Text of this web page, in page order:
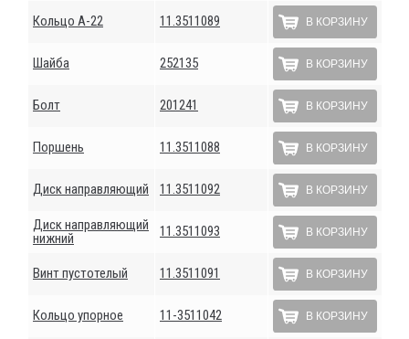
Кольцо А-22 11.3511089 В КОРЗИНУ
Шайба 252135 В КОРЗИНУ
Болт 201241 В КОРЗИНУ
Поршень 11.3511088 В КОРЗИНУ
Диск направляющий 11.3511092 В КОРЗИНУ
Диск направляющий
нижний
11.3511093 В КОРЗИНУ
Винт пустотелый 11.3511091 В КОРЗИНУ
Кольцо упорное 11-3511042 В КОРЗИНУ